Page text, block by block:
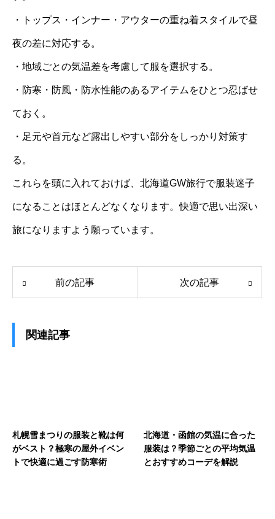
・トップス・インナー・アウターの重ね着スタイルで昼
夜の差に対応する。
・地域ごとの気温差を考慮して服を選択する。
・防寒・防風・防水性能のあるアイテムをひとつ忍ばせ
ておく。
・足元や首元など露出しやすい部分をしっかり対策す
る。
これらを頭に入れておけば、北海道GW旅行で服装迷子
になることはほとんどなくなります。快適で思い出深い
旅になりますよう願っています。
前の記事 次の記事
関連記事
札幌雪まつりの服装と靴は何
がベスト？極寒の屋外イベン
トで快適に過ごす防寒術
北海道・函館の気温に合った
服装は？季節ごとの平均気温
とおすすめコーデを解説